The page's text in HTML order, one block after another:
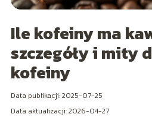
Ile kofeiny ma
szczegóły i mity
kofeiny
Data publikacji: 2025-07-25
Data aktualizacji: 2026-04-27